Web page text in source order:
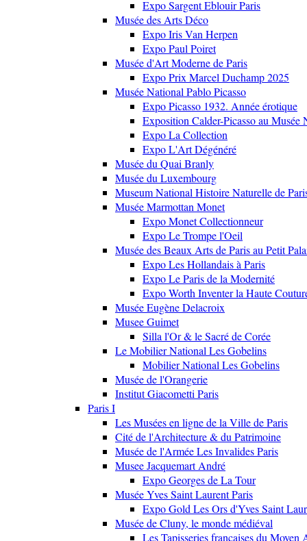
Expo Sargent Eblouir Paris
Musée des Arts Déco
Expo Iris Van Herpen
Expo Paul Poiret
Musée d'Art Moderne de Paris
Expo Prix Marcel Duchamp 2025
Musée National Pablo Picasso
Expo Picasso 1932. Année érotique
Exposition Calder-Picasso au Musée
Expo La Collection
Expo L'Art Dégénéré
Musée du Quai Branly
Musée du Luxembourg
Museum National Histoire Naturelle de
Musée Marmottan Monet
Expo Monet Collectionneur
Expo Le Trompe l'Oeil
Musée des Beaux Arts de Paris au Petit
Expo Les Hollandais à Paris
Expo Le Paris de la Modernité
Expo Worth Inventer la Haute
Musée Eugène Delacroix
Musee Guimet
Silla l'Or & le Sacré de Corée
Le Mobilier National Les Gobelins
Mobilier National Les Gobelins
Musée de l'Orangerie
Institut Giacometti Paris
Paris I
Les Musées en ligne de la Ville de Paris
Cité de l'Architecture & du Patrimoine
Musée de l'Armée Les Invalides Paris
Musee Jacquemart André
Expo Georges de La Tour
Musée Yves Saint Laurent Paris
Expo Gold Les Ors d'Yves Saint
Musée de Cluny, le monde médiéval
Les Tapisseries françaises du Moyen